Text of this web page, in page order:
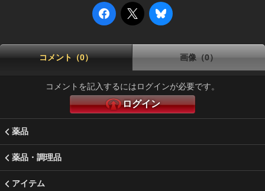
コメント（0） 画像（0）
コメントを記入するにはログインが必要です。
ログイン
薬品
薬品・調理品
アイテム